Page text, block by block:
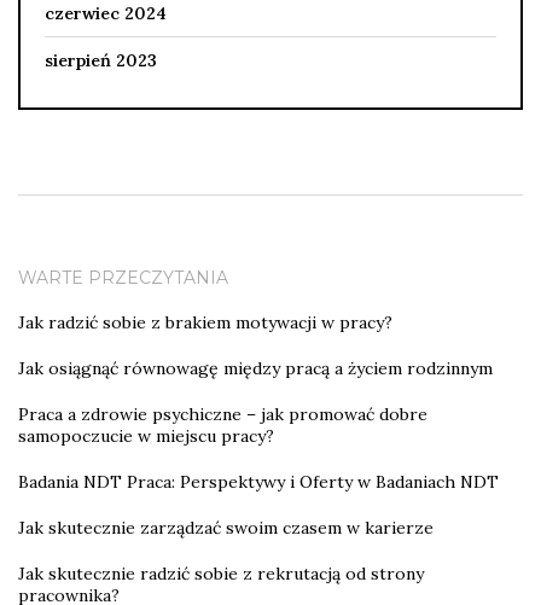
czerwiec 2024
sierpień 2023
WARTE PRZECZYTANIA
Jak radzić sobie z brakiem motywacji w pracy?
Jak osiągnąć równowagę między pracą a życiem rodzinnym
Praca a zdrowie psychiczne – jak promować dobre
samopoczucie w miejscu pracy?
Badania NDT Praca: Perspektywy i Oferty w Badaniach NDT
Jak skutecznie zarządzać swoim czasem w karierze
Jak skutecznie radzić sobie z rekrutacją od strony
pracownika?